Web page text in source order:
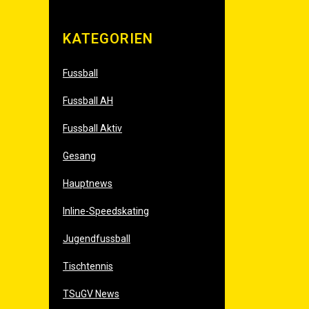
KATE­GO­RIEN
Fussball
Fussball AH
Fussball Aktiv
Gesang
Hauptnews
Inline-Speedskating
Jugendfussball
Tischtennis
TSuGV News